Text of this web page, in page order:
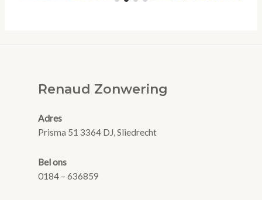
Renaud Zonwering
Adres
Prisma 51 3364 DJ, Sliedrecht
Bel ons
0184 – 636859